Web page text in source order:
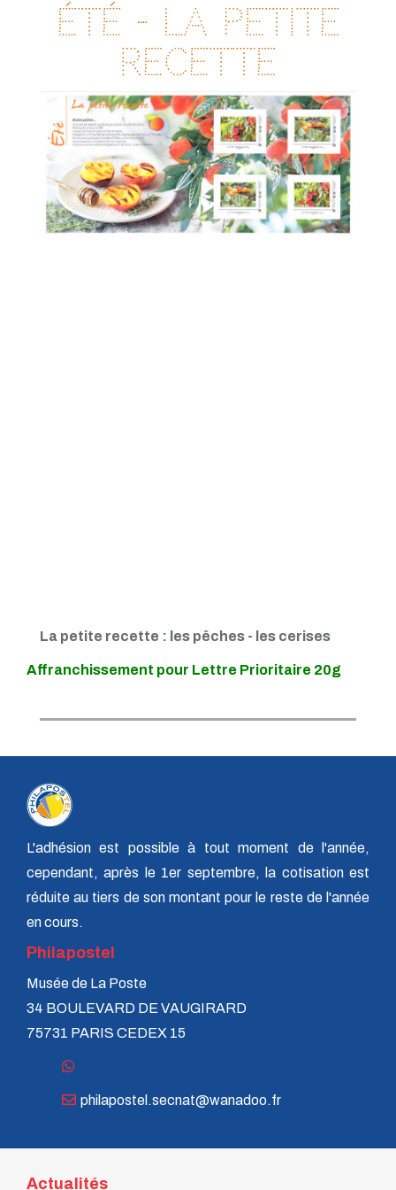
Mars 2021
Février 2021
Novembre 2020
Octobre 2020
Septembre 2020
Août 2020
Juillet 2020
Juin 2020
Avril 2020
Mars 2020
été - La petite
recette
La petite recette : les pêches - les cerises
Affranchissement pour Lettre Prioritaire 20g
L'adhésion est possible à tout moment de l'année,
cependant, après le 1er septembre, la cotisation est
réduite au tiers de son montant pour le reste de l'année
en cours.
Philapostel
Musée de La Poste
34 BOULEVARD DE VAUGIRARD
75731 PARIS CEDEX 15
philapostel.secnat@wanadoo.fr
Actualités